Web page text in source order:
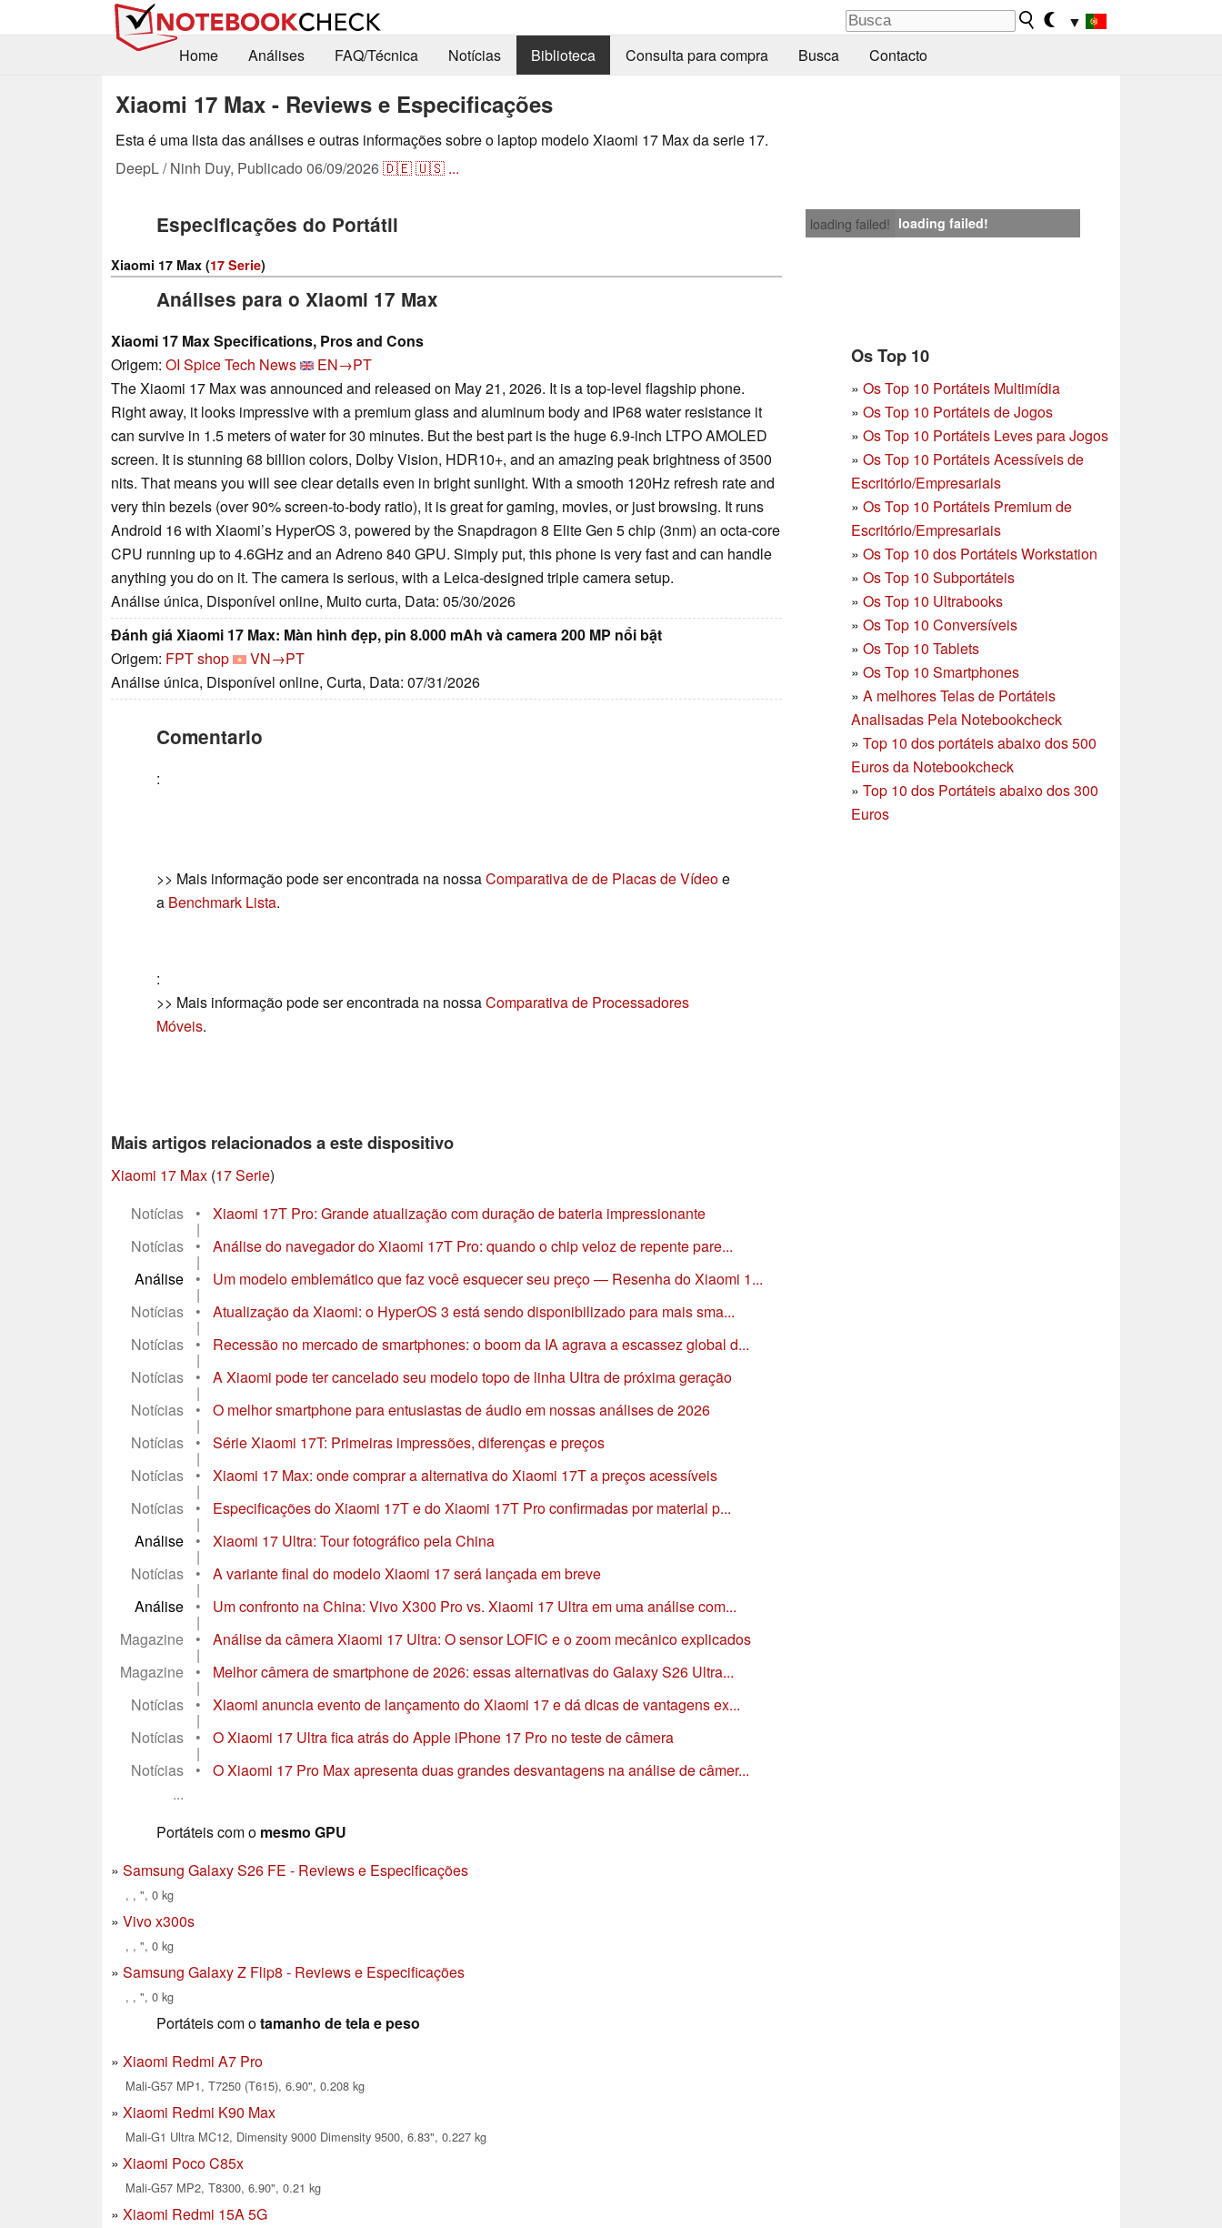
▼
Home
Análises FAQ/Técnica Notícias Biblioteca Consulta para compra Busca Contacto
Xiaomi 17 Max - Reviews e Especificações
Esta é uma lista das análises e outras informações sobre o laptop modelo Xiaomi 17 Max da serie 17.
DeepL / Ninh Duy, Publicado 06/09/2026🇩🇪🇺🇸 ...
loading failed! loading failed!
Os Top 10
» Os Top 10 Portáteis Multimídia
» Os Top 10 Portáteis de Jogos
» Os Top 10 Portáteis Leves para Jogos
» Os Top 10 Portáteis Acessíveis de
Escritório/Empresariais
» Os Top 10 Portáteis Premium de
Escritório/Empresariais
» Os Top 10 dos Portáteis Workstation
» Os Top 10 Subportáteis
» Os Top 10 Ultrabooks
» Os Top 10 Conversíveis
» Os Top 10 Tablets
» Os Top 10 Smartphones
» A melhores Telas de Portáteis
Analisadas Pela Notebookcheck
» Top 10 dos portáteis abaixo dos 500
Euros da Notebookcheck
» Top 10 dos Portáteis abaixo dos 300
Euros
Especificações do Portátil
Xiaomi 17 Max (17 Serie)
Análises para o Xiaomi 17 Max
Xiaomi 17 Max Specifications, Pros and Cons
Origem: OI Spice Tech News
EN→PT
The Xiaomi 17 Max was announced and released on May 21, 2026. It is a top-level flagship phone.
Right away, it looks impressive with a premium glass and aluminum body and IP68 water resistance it
can survive in 1.5 meters of water for 30 minutes. But the best part is the huge 6.9-inch LTPO AMOLED
screen. It is stunning 68 billion colors, Dolby Vision, HDR10+, and an amazing peak brightness of 3500
nits. That means you will see clear details even in bright sunlight. With a smooth 120Hz refresh rate and
very thin bezels (over 90% screen-to-body ratio), it is great for gaming, movies, or just browsing. It runs
Android 16 with Xiaomi’s HyperOS 3, powered by the Snapdragon 8 Elite Gen 5 chip (3nm) an octa-core
CPU running up to 4.6GHz and an Adreno 840 GPU. Simply put, this phone is very fast and can handle
anything you do on it. The camera is serious, with a Leica-designed triple camera setup.
Análise única, Disponível online, Muito curta, Data: 05/30/2026
Đánh giá Xiaomi 17 Max: Màn hình đẹp, pin 8.000 mAh và camera 200 MP nổi bật
Origem: FPT shop
VN→PT
Análise única, Disponível online, Curta, Data: 07/31/2026
Comentario
:
>> Mais informação pode ser encontrada na nossaComparativa de de Placas de Vídeoe
a Benchmark Lista.
:
>> Mais informação pode ser encontrada na nossaComparativa de Processadores
Móveis.
Mais artigos relacionados a este dispositivo
Xiaomi 17 Max (17 Serie)
Notícias
• Xiaomi 17T Pro: Grande atualização com duração de bateria impressionante
|
Notícias
• Análise do navegador do Xiaomi 17T Pro: quando o chip veloz de repente pare...
|
Análise
• Um modelo emblemático que faz você esquecer seu preço — Resenha do Xiaomi 1...
|
Notícias
• Atualização da Xiaomi: o HyperOS 3 está sendo disponibilizado para mais sma...
|
Notícias
• Recessão no mercado de smartphones: o boom da IA agrava a escassez global d...
|
Notícias
• A Xiaomi pode ter cancelado seu modelo topo de linha Ultra de próxima geração
|
Notícias
• O melhor smartphone para entusiastas de áudio em nossas análises de 2026
|
Notícias
• Série Xiaomi 17T: Primeiras impressões, diferenças e preços
|
Notícias
• Xiaomi 17 Max: onde comprar a alternativa do Xiaomi 17T a preços acessíveis
|
Notícias
• Especificações do Xiaomi 17T e do Xiaomi 17T Pro confirmadas por material p...
|
Análise
• Xiaomi 17 Ultra: Tour fotográfico pela China
|
Notícias
• A variante final do modelo Xiaomi 17 será lançada em breve
|
Análise
• Um confronto na China: Vivo X300 Pro vs. Xiaomi 17 Ultra em uma análise com...
|
Magazine
• Análise da câmera Xiaomi 17 Ultra: O sensor LOFIC e o zoom mecânico explicados
|
Magazine
• Melhor câmera de smartphone de 2026: essas alternativas do Galaxy S26 Ultra...
|
Notícias
• Xiaomi anuncia evento de lançamento do Xiaomi 17 e dá dicas de vantagens ex...
|
Notícias
• O Xiaomi 17 Ultra fica atrás do Apple iPhone 17 Pro no teste de câmera
|
Notícias
•
O Xiaomi 17 Pro Max apresenta duas grandes desvantagens na análise de câmer...
...
Portáteis com o mesmo GPU
Samsung Galaxy S26 FE - Reviews e Especificações
, , ", 0 kg
Vivo x300s
, , ", 0 kg
Samsung Galaxy Z Flip8 - Reviews e Especificações
, , ", 0 kg
Portáteis com otamanho de tela e peso
Xiaomi Redmi A7 Pro
Mali-G57 MP1, T7250 (T615), 6.90", 0.208 kg
Xiaomi Redmi K90 Max
Mali-G1 Ultra MC12, Dimensity 9000 Dimensity 9500, 6.83", 0.227 kg
Xiaomi Poco C85x
Mali-G57 MP2, T8300, 6.90", 0.21 kg
Xiaomi Redmi 15A 5G